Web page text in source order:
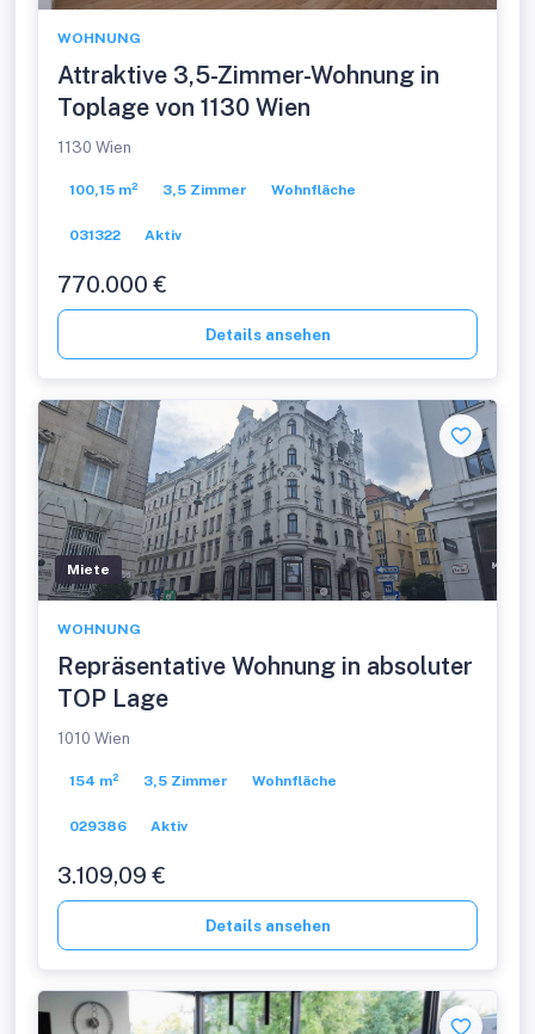
WOHNUNG
Attraktive 3,5-Zimmer-Wohnung in
Toplage von 1130 Wien
1130 Wien
100,15 m² 3,5 Zimmer Wohnfläche
031322 Aktiv
770.000 €
Details ansehen
Miete
WOHNUNG
Repräsentative Wohnung in absoluter
TOP Lage
1010 Wien
154 m² 3,5 Zimmer Wohnfläche
029386 Aktiv
3.109,09 €
Details ansehen